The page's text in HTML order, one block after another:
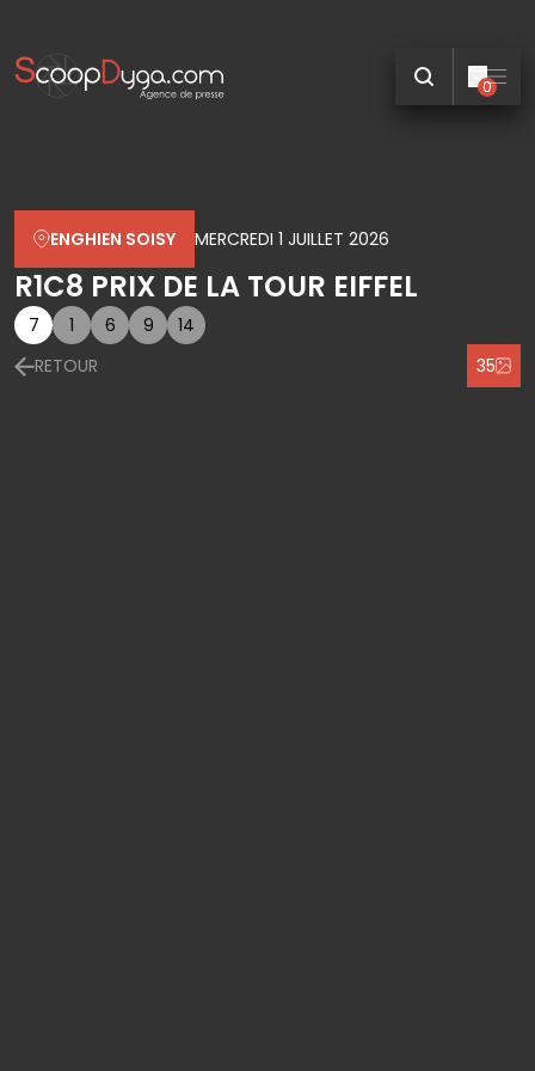
0
ENGHIEN SOISY MERCREDI 1 JUILLET 2026
R1C8 PRIX DE LA TOUR EIFFEL
7 1 6 9
14
RETOUR
35